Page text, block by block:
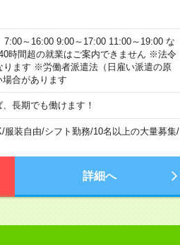
～16:00 9:00～17:00 11:00～19:00 な
時間超の就業はご案内できません ※法令
ります ※労働者派遣法（日雇い派遣の原
合があります
長期でも働けます！
/服装自由/シフト勤務/10名以上の大量募集/
詳細へ